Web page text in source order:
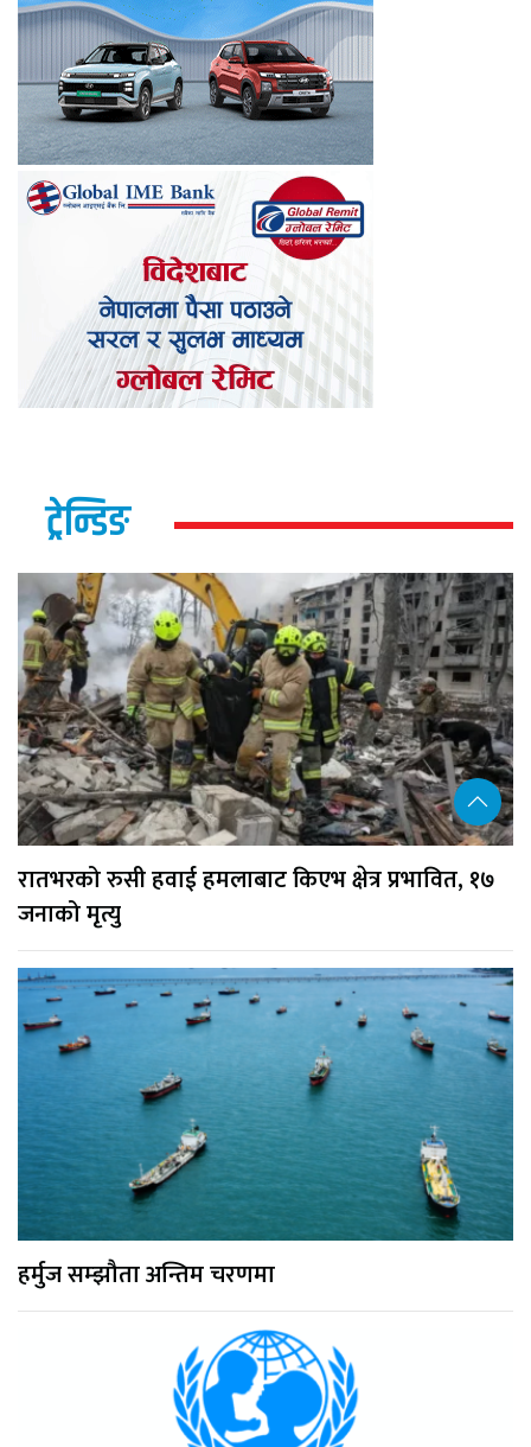
ट्रेन्डिङ
रातभरको रुसी हवाई हमलाबाट किएभ क्षेत्र प्रभावित, १७
जनाको मृत्यु
हर्मुज सम्झौता अन्तिम चरणमा